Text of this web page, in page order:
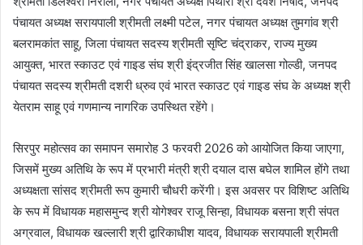
पंचायत अध्यक्ष सरायपाली श्रीमती लक्ष्मी पटेल, नगर पंचायत अध्यक्ष तुमगांव श्री
बलरामकांत साहू, जिला पंचायत सदस्य श्रीमती सृष्टि चंद्राकर, राज्य मुख्य
आयुक्त, भारत स्काउट एवं गाइड संघ श्री इंद्रजीत सिंह खालसा गोल्डी, जनपद
पंचायत सदस्य श्रीमती दशरी ध्रुव एवं भारत स्काउट एवं गाइड संघ के अध्यक्ष श्री
येतराम साहू एवं गणमान्य नागरिक उपस्थित रहेंगे।
सिरपुर महोत्सव का समापन समारोह 3 फरवरी 2026 को आयोजित किया जाएगा,
जिसमें मुख्य अतिथि के रूप में प्रभारी मंत्री श्री दयाल दास बघेल शामिल होंगे तथा
अध्यक्षता सांसद श्रीमती रूप कुमारी चौधरी करेंगी। इस अवसर पर विशिष्ट अतिथि
के रूप में विधायक महासमुन्द श्री योगेश्वर राजू सिन्हा, विधायक बसना श्री संपत
अग्रवाल, विधायक खल्लारी श्री द्वारिकाधीश यादव, विधायक सरायपाली श्रीमती